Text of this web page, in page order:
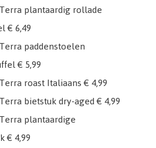
plantaardig rollade
€ 6,49
paddenstoelen
€ 5,99
roast Italiaans € 4,99
bietstuk dry-aged € 4,99
plantaardige
€ 4,99